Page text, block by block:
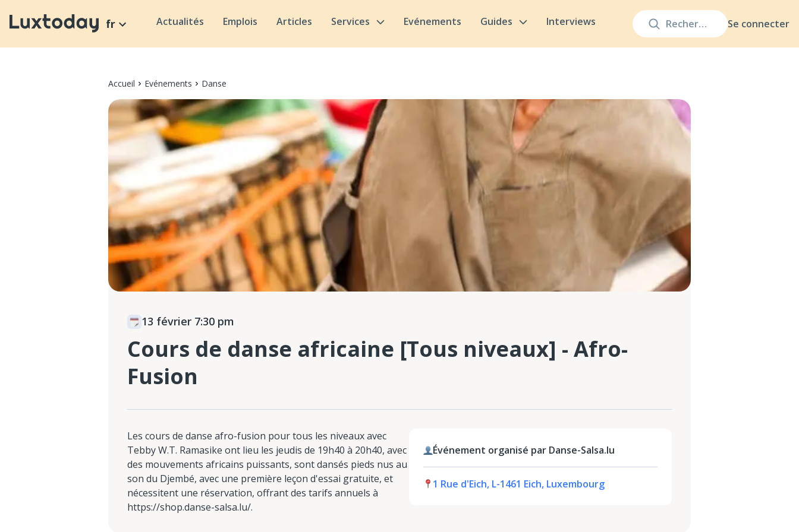
Se connecter
fr Actualités Emplois Articles Services Evénements Guides Interviews
Accueil Evénements Danse
13 février 7:30 pm
Cours de danse africaine [Tous niveaux] - Afro-
Fusion
Les cours de danse afro-fusion pour tous les niveaux avec
Tebby W.T. Ramasike ont lieu les jeudis de 19h40 à 20h40, avec
des mouvements africains puissants, sont dansés pieds nus au
son du Djembé, avec une première leçon d'essai gratuite, et
nécessitent une réservation, offrant des tarifs annuels à
https://shop.danse-salsa.lu/.
Événement organisé par Danse-Salsa.lu
1 Rue d'Eich, L-1461 Eich, Luxembourg